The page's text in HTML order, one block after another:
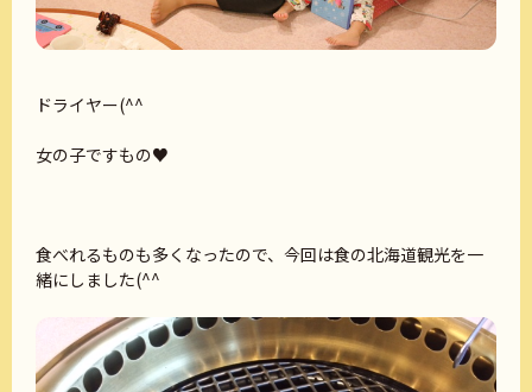
ドライヤー(^^
女の子ですもの♥
食べれるものも多くなったので、今回は食の北海道観光を一
緒にしました(^^